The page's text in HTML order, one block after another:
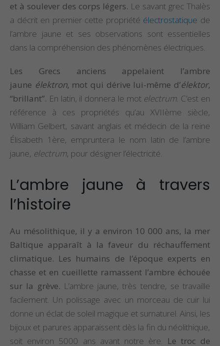
et à soulever des corps légers. Le savant grec Thalès
a décrit en premier cette propriété électrostatique de
l’ambre jaune et ses observations sont essentielles
dans la compréhension des phénomènes électriques.
Les Grecs anciens appelaient l’ambre
jaune élektron, mot qui dérive lui-même d’élektor,
“brillant”. En latin, il donnera le mot electrum. C’est en
référence à ces propriétés qu’au XVIIème siècle,
William Gelbert, savant anglais et médecin de la reine
Élisabeth 1ère, empruntera le nom latin de l’ambre
jaune, electrum, pour désigner l’électricité.
L’ambre jaune à travers
l’histoire
Au mésolithique, il y a environ 10 000 ans, la mer
Baltique apparaît à la faveur du réchauffement
climatique. Les humains de l’époque experts en
chasse et en cueillette ramassent l’ambre échouée
sur la grève. L’ambre jaune, très tendre, se travaille
facilement. Un polissage avec un morceau de cuir lui
donne un éclat de soleil magique et surnaturel. Ainsi, les
bijoux et parures apparaissent dès la fin du néolithique,
soit environ 5000 ans avant notre ère. Le troc de